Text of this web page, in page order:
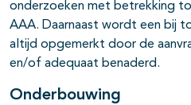
onderzoeken met betrekking
AAA. Daarnaast wordt een bij
altijd opgemerkt door de
en/of adequaat benaderd.
Onderbouwing